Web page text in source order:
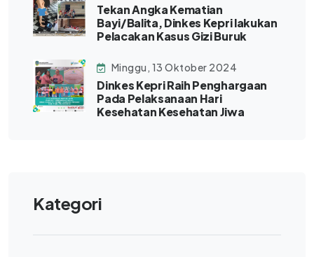
Tekan Angka Kematian
Bayi/Balita, Dinkes Kepri lakukan
Pelacakan Kasus Gizi Buruk
Minggu, 13 Oktober 2024
Dinkes Kepri Raih Penghargaan
Pada Pelaksanaan Hari
Kesehatan Kesehatan Jiwa
Kategori